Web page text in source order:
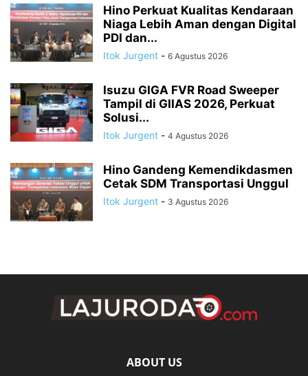
Hino Perkuat Kualitas Kendaraan
Niaga Lebih Aman dengan Digital
PDI dan...
Itok Jurgent - 6 Agustus 2026
Isuzu GIGA FVR Road Sweeper
Tampil di GIIAS 2026, Perkuat
Solusi...
Itok Jurgent - 4 Agustus 2026
Hino Gandeng Kemendikdasmen
Cetak SDM Transportasi Unggul
Itok Jurgent - 3 Agustus 2026
ABOUT US